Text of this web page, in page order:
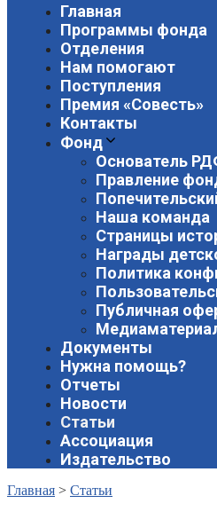
Главная
Программы фонда
Отделения
Нам помогают
Поступления
Премия «Совесть»
Контакты
Фонд
Основатель
Правление
Наша команда
Страницы
Награды
Политика
Публичная
Документы
Нужна помощь?
Отчеты
Новости
Статьи
Ассоциация
Издательство
Главная > Статьи